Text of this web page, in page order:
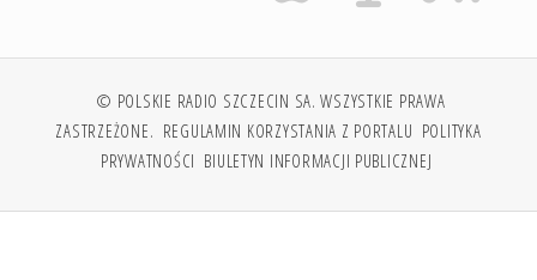
© POLSKIE RADIO SZCZECIN SA. WSZYSTKIE PRAWA
ZASTRZEŻONE. REGULAMIN KORZYSTANIA Z PORTALU POLITYKA
PRYWATNOŚCI BIULETYN INFORMACJI PUBLICZNEJ